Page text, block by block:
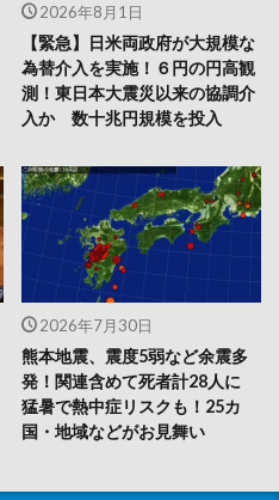
2026年8月1日
【緊急】日米両政府が大規模な
為替介入を実施！６円の円高観
測！東日本大震災以来の協調介
入か 数十兆円規模を投入
2026年7月30日
熊本地震、震度5弱など余震多
発！関連含めて死者計28人に
猛暑で熱中症リスクも！25カ
国・地域などがお見舞い